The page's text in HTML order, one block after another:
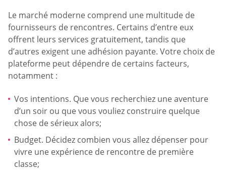
Le marché moderne comprend une multitude de
fournisseurs de rencontres. Certains d’entre eux
offrent leurs services gratuitement, tandis que
d’autres exigent une adhésion payante. Votre choix de
plateforme peut dépendre de certains facteurs,
notamment :
Vos intentions. Que vous recherchiez une aventure
d’un soir ou que vous vouliez construire quelque
chose de sérieux alors;
Budget. Décidez combien vous allez dépenser pour
vivre une expérience de rencontre de première
classe;